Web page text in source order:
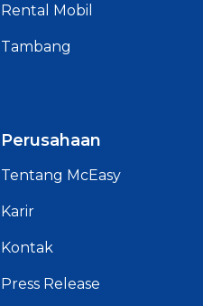
Rental Mobil
Tambang
Perusahaan
Tentang McEasy
Karir
Kontak
Press Release